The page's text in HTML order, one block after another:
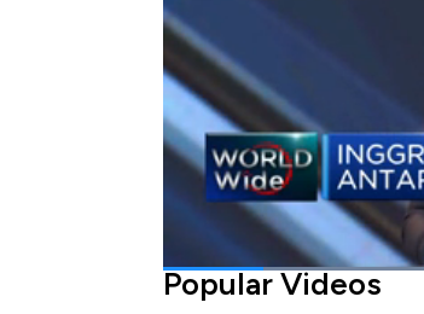
Bagikan:
#inggris #bbm
Popular Videos